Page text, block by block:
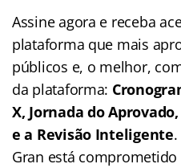
Assine agora e receba
plataforma que mais
públicos e, o melhor,
da plataforma:
X, Jornada do
e a Revisão Inteligente
Gran está